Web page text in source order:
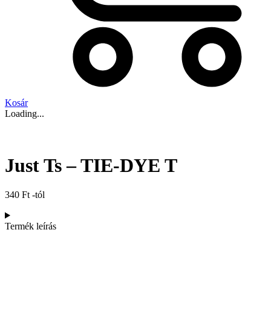
Kosár
Loading...
Just Ts – TIE-DYE T
340 Ft -tól
Termék leírás